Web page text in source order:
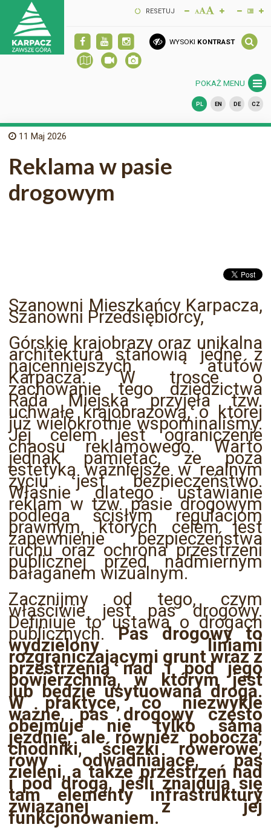
RESETUJ
WYSOKI KONTRAST
POKAŻ MENU
PL EN DE CZ
11 Maj 2026
Reklama w pasie
drogowym
Szanowni Mieszkańcy Karpacza,
Szanowni Przedsiębiorcy,
Górskie krajobrazy oraz unikalna
architektura stanowią jedne z
najcenniejszych atutów
Karpacza. W trosce o
zachowanie tego dziedzictwa
Rada Miejska przyjęła tzw.
uchwałę krajobrazową, o której
już wielokrotnie wspominaliśmy.
Jej celem jest ograniczenie
chaosu reklamowego. Warto
jednak pamiętać, że poza
estetyką ważniejsze w realnym
życiu jest bezpieczeństwo.
Właśnie dlatego ustawianie
reklam w tzw. pasie drogowym
podlega ścisłym regulacjom
prawnym, których celem jest
zapewnienie bezpieczeństwa
ruchu oraz ochrona przestrzeni
publicznej przed nadmiernym
bałaganem wizualnym.
Zacznijmy od tego, czym
właściwie jest pas drogowy.
Definiuje to ustawa o drogach
publicznych.Pas drogowy to
wydzielony liniami
rozgraniczającymi grunt wraz z
przestrzenią nad i pod jego
powierzchnią, w którym jest
lub będzie usytuowana droga.
W praktyce, co niezwykle
ważne, pas drogowy często
obejmuje nie tylko samą
jezdnię, ale również pobocza,
chodniki, ścieżki rowerowe,
rowy odwadniające, pas
zieleni, a także przestrzeń nad
i pod drogą, jeśli znajdują się
tam elementy infrastruktury
związanej z jej
funkcjonowaniem.